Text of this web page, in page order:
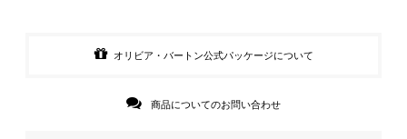
オリビア・バートン公式パッケージについて
商品についてのお問い合わせ